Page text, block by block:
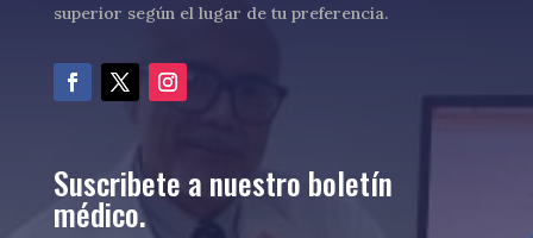
superior según el lugar de tu preferencia.
Suscribete a nuestro boletín
médico.